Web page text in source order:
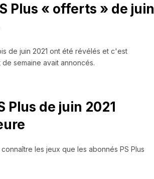
Plus « offerts » de
de juin 2021 ont été révélés et c'est
semaine avait annoncés.
Plus de juin 2021
les jeux que les abonnés PS Plus